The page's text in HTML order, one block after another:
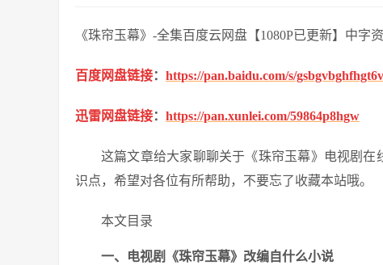
《珠帘玉幕》-全集百度云网盘【1080P已更新】中字
百度网盘链接： https://pan.baidu.com/s/
迅雷网盘链接： https://pan.xunlei.com/59864p8hgw
这篇文章给大家聊聊关于《珠帘玉幕》电视剧
识点，希望对各位有所帮助，不要忘了收藏本站哦。
本文目录
一、电视剧《珠帘玉幕》改编自什么小说